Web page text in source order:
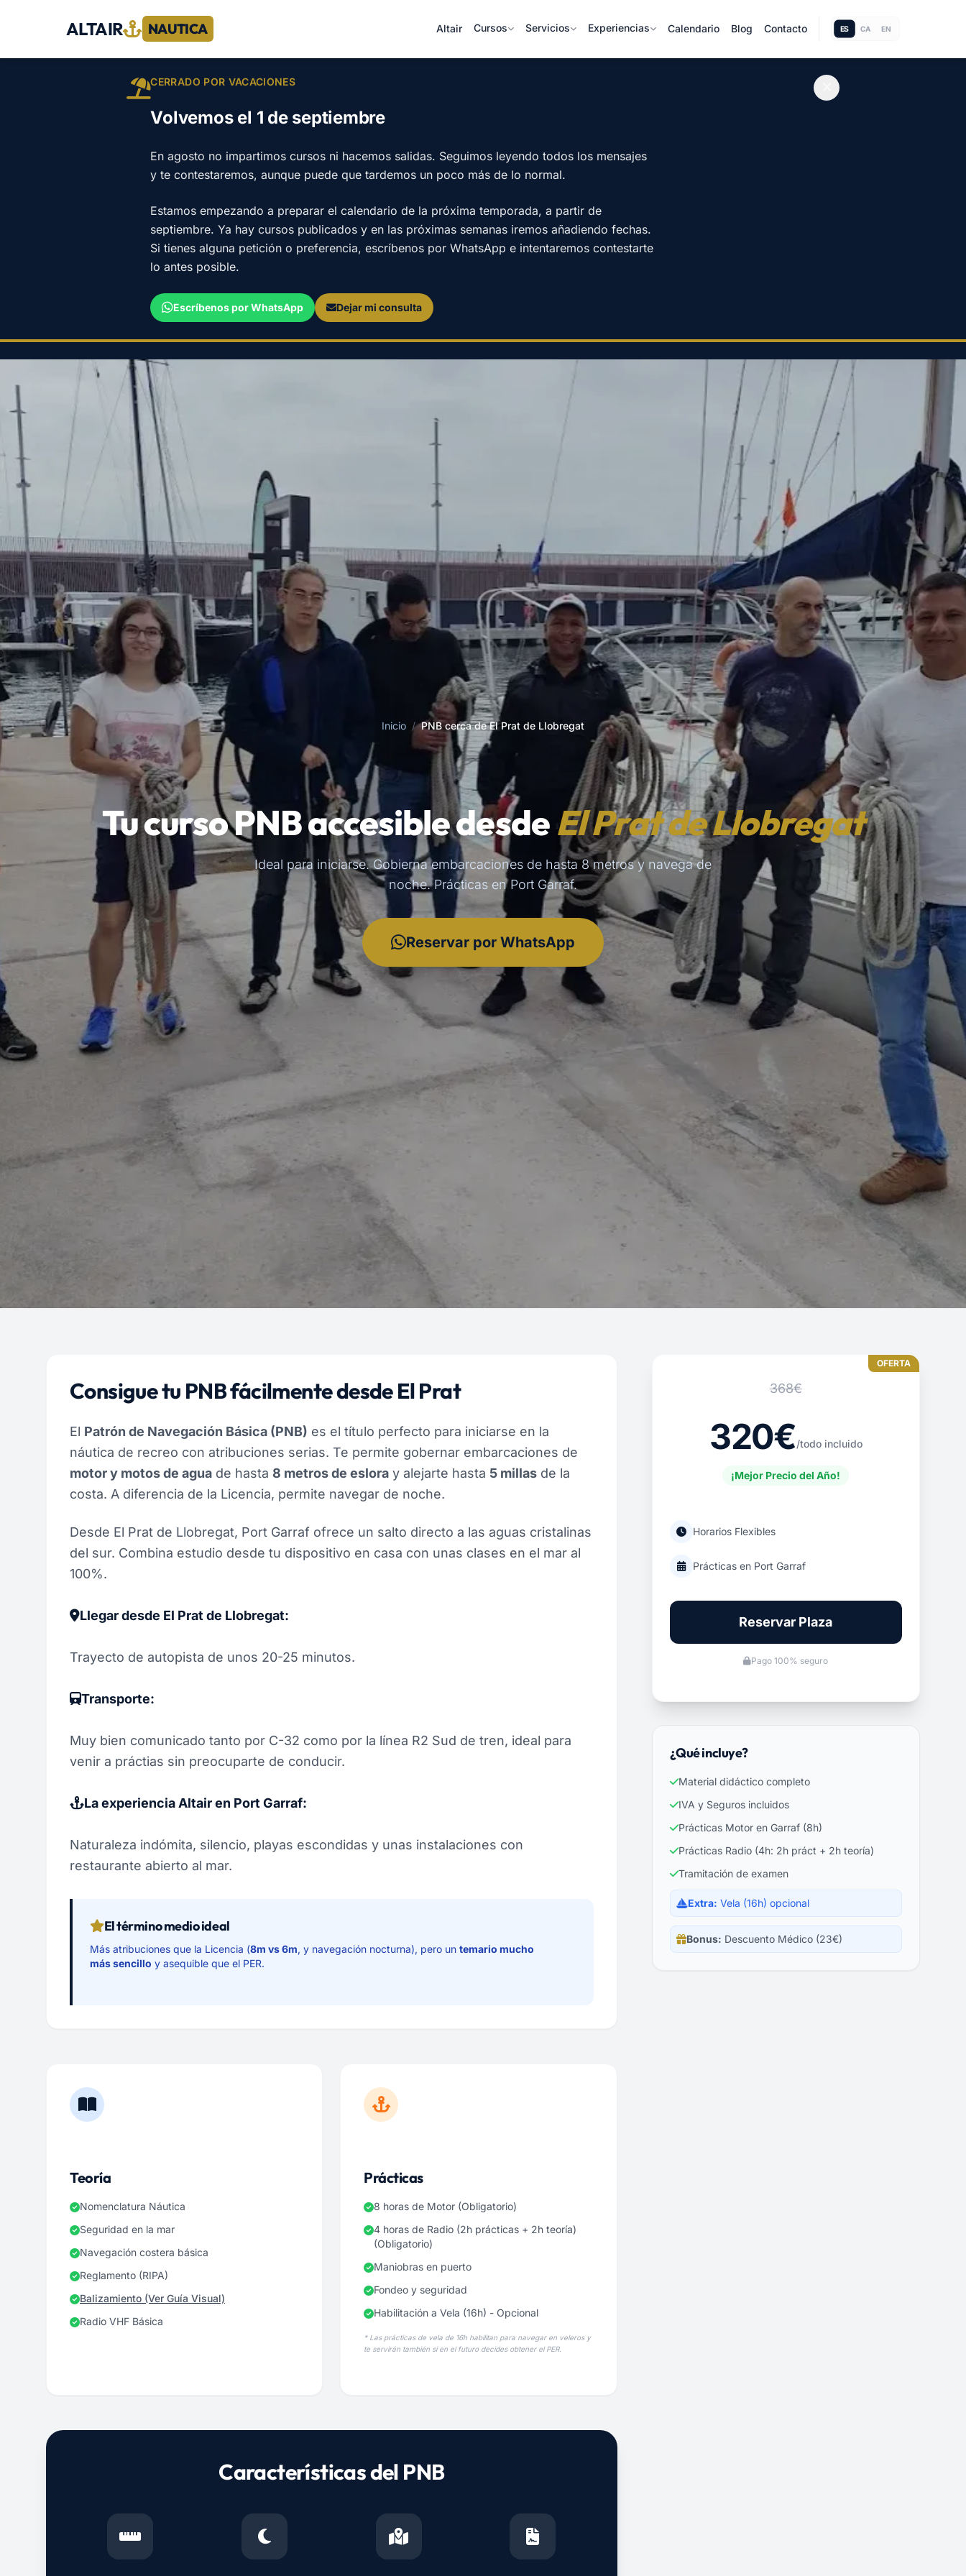
ALTAIR NAUTICA Altair Cursos Servicios Experiencias Calendario Blog Contacto ES CA EN
CERRADO POR VACACIONES
Volvemos el 1 de septiembre
En agosto no impartimos cursos ni hacemos salidas. Seguimos leyendo todos los mensajes
y te contestaremos, aunque puede que tardemos un poco más de lo normal.
Estamos empezando a preparar el calendario de la próxima temporada, a partir de
septiembre. Ya hay cursos publicados y en las próximas semanas iremos añadiendo fechas.
Si tienes alguna petición o preferencia, escríbenos por WhatsApp e intentaremos contestarte
lo antes posible.
Escríbenos por WhatsApp Dejar mi consulta
Inicio / PNB cerca de El Prat de Llobregat
Tu curso PNB accesible desdeEl Prat de Llobregat
Ideal para iniciarse. Gobierna embarcaciones de hasta 8 metros y navega de
noche. Prácticas en Port Garraf.
Reservar por WhatsApp
Consigue tu PNB fácilmente desde El Prat
El Patrón de Navegación Básica (PNB) es el título perfecto para iniciarse en la
náutica de recreo con atribuciones serias. Te permite gobernar embarcaciones de
motor y motos de agua de hasta 8 metros de eslora y alejarte hasta 5 millas de la
costa. A diferencia de la Licencia, permite navegar de noche.
Desde El Prat de Llobregat, Port Garraf ofrece un salto directo a las aguas cristalinas
del sur. Combina estudio desde tu dispositivo en casa con unas clases en el mar al
100%.
Llegar desde El Prat de Llobregat:
Trayecto de autopista de unos 20-25 minutos.
Transporte:
Muy bien comunicado tanto por C-32 como por la línea R2 Sud de tren, ideal para
venir a práctias sin preocuparte de conducir.
La experiencia Altair en Port Garraf:
Naturaleza indómita, silencio, playas escondidas y unas instalaciones con
restaurante abierto al mar.
El término medio ideal
Más atribuciones que la Licencia (8m vs 6m, y navegación nocturna), pero un temario mucho
más sencillo y asequible que el PER.
Teoría
Nomenclatura Náutica
Seguridad en la mar
Navegación costera básica
Reglamento (RIPA)
Balizamiento (Ver Guía Visual)
Radio VHF Básica
Prácticas
8 horas de Motor (Obligatorio)
4 horas de Radio (2h prácticas + 2h teoría)
(Obligatorio)
Maniobras en puerto
Fondeo y seguridad
Habilitación a Vela (16h) - Opcional
* Las prácticas de vela de 16h habilitan para navegar en veleros y
te servirán también si en el futuro decides obtener el PER.
Características del PNB
OFERTA
368€
320€/todo incluido
¡Mejor Precio del Año!
Horarios Flexibles
Prácticas en Port Garraf
Reservar Plaza
Pago 100% seguro
¿Qué incluye?
Material didáctico completo
IVA y Seguros incluidos
Prácticas Motor en Garraf (8h)
Prácticas Radio (4h: 2h práct + 2h teoría)
Tramitación de examen
Extra: Vela (16h) opcional
Bonus: Descuento Médico (23€)